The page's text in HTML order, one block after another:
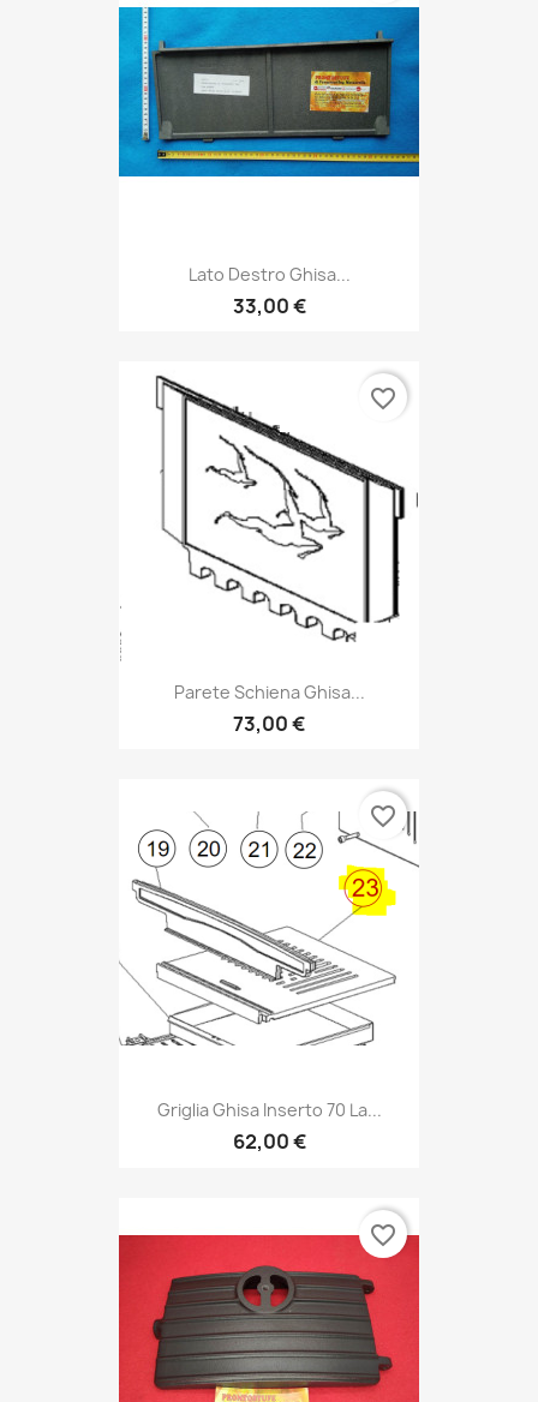
Lato Destro Ghisa...
33,00 €
Parete Schiena Ghisa...
73,00 €
favorite_border
Griglia Ghisa Inserto 70 La...
62,00 €
favorite_border
favorite_border